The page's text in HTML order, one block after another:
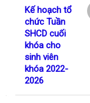
Kế hoạch tổ
chức Tuần
SHCD cuối
khóa cho
sinh viên
khóa 2022-
2026